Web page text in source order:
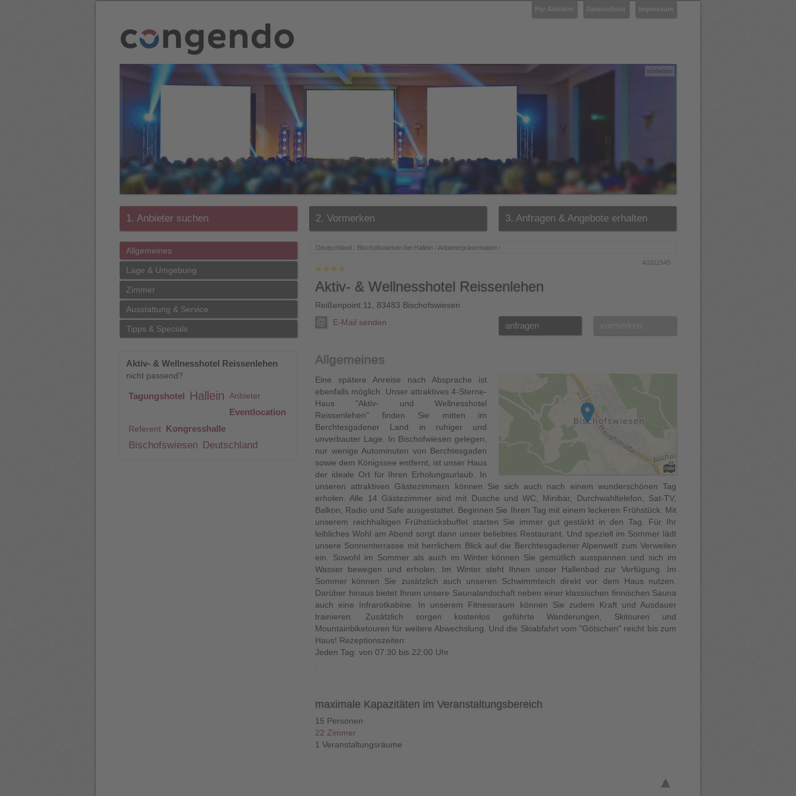
Für Anbieter Datenschutz Impressum
schließen
1. Anbieter suchen 2. Vormerken 3. Anfragen & Angebote erhalten
Allgemeines
Lage & Umgebung
Zimmer
Ausstattung & Service
Tipps & Specials
Aktiv- & Wellnesshotel Reissenlehen
nicht passend?
Tagungshotel Hallein Anbieter
Eventlocation
Referent Kongresshalle
Bischofswiesen Deutschland
Deutschland / Bischofswiesen bei Hallein / Anbieterpräsentation /
A1011545
Aktiv- & Wellnesshotel Reissenlehen
Reißenpoint 11 83483 Bischofswiesen
E-Mail senden
anfragen
Allgemeines
Eine spätere Anreise nach Absprache ist
ebenfalls möglich. Unser attraktives 4-Sterne-
Haus "Aktiv- und Wellnesshotel
Reissenlehen" finden Sie mitten im
Berchtesgadener Land in ruhiger und
unverbauter Lage. In Bischofwiesen gelegen,
nur wenige Autominuten von Berchtesgaden
sowie dem Königssee entfernt, ist unser Haus
der ideale Ort für Ihren Erholungsurlaub. In
unseren attraktiven Gästezimmern können Sie sich auch nach einem wunderschönen Tag
erholen. Alle 14 Gästezimmer sind mit Dusche und WC, Minibar, Durchwahltelefon, Sat-TV,
Balkon, Radio und Safe ausgestattet. Beginnen Sie Ihren Tag mit einem leckeren Frühstück. Mit
unserem reichhaltigen Frühstücksbuffet starten Sie immer gut gestärkt in den Tag. Für Ihr
leibliches Wohl am Abend sorgt dann unser beliebtes Restaurant. Und speziell im Sommer lädt
unsere Sonnenterrasse mit herrlichem Blick auf die Berchtesgadener Alpenwelt zum Verweilen
ein. Sowohl im Sommer als auch im Winter können Sie gemütlich ausspannen und sich im
Wasser bewegen und erholen. Im Winter steht Ihnen unser Hallenbad zur Verfügung. Im
Sommer können Sie zusätzlich auch unseren Schwimmteich direkt vor dem Haus nutzen.
Darüber hinaus bietet Ihnen unsere Saunalandschaft neben einer klassischen finnischen Sauna
auch eine Infrarotkabine. In unserem Fitnessraum können Sie zudem Kraft und Ausdauer
trainieren. Zusätzlich sorgen kostenlos geführte Wanderungen, Skitouren und
Mountainbiketouren für weitere Abwechslung. Und die Skiabfahrt vom "Götschen" reicht bis zum
Haus! Rezeptionszeiten:
Jeden Tag: von 07:30 bis 22:00 Uhr
maximale Kapazitäten im Veranstaltungsbereich
15 Personen
22 Zimmer
1 Veranstaltungsräume